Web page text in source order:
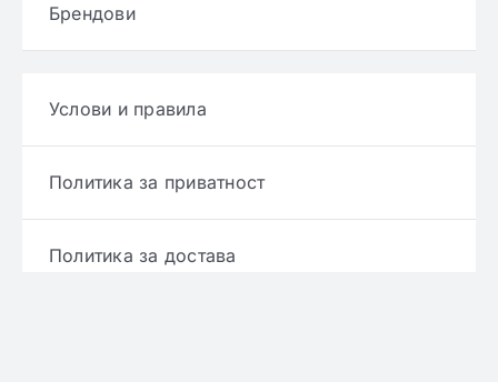
Брендови
Услови и правила
Политика за приватност
Политика за достава